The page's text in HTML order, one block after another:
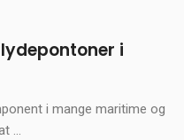
i
i mange maritime og
...